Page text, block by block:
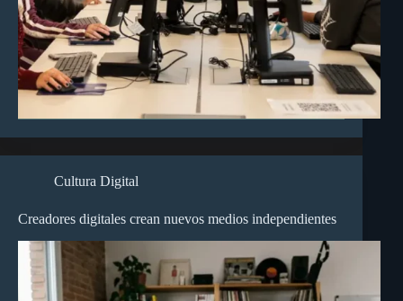
Cultura Digital
Creadores digitales crean nuevos medios independientes